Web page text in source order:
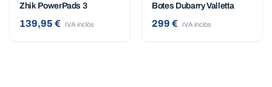
Zhik PowerPads 3
139,95 € IVA inclòs
Botes Dubarry Valletta
299 € IVA inclòs